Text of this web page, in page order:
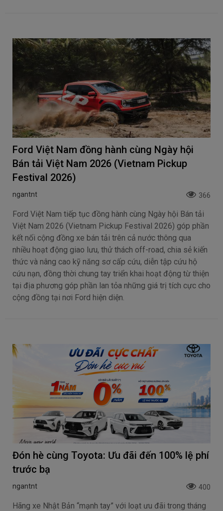
Ford Việt Nam đồng hành cùng Ngày hội
Bán tải Việt Nam 2026 (Vietnam Pickup
Festival 2026)
ngantnt 366
Ford Việt Nam tiếp tục đồng hành cùng Ngày hội Bán tải
Việt Nam 2026 (Vietnam Pickup Festival 2026) góp phần
kết nối cộng đồng xe bán tải trên cả nước thông qua
nhiều hoạt động giao lưu, thử thách off-road, chia sẻ kiến
thức và nâng cao kỹ năng sơ cấp cứu, diễn tập cứu hộ
cứu nạn, đồng thời chung tay triển khai hoạt động từ thiện
tại địa phương góp phần lan tỏa những giá trị tích cực cho
cộng đồng tại nơi Ford hiện diện.
Đón hè cùng Toyota: Ưu đãi đến 100% lệ phí
trước bạ
ngantnt 400
Hãng xe Nhật Bản “mạnh tay” với loạt ưu đãi trong tháng